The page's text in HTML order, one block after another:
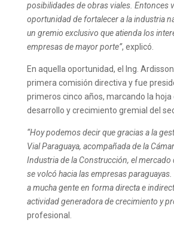
posibilidades de obras viales. Entonces
oportunidad de fortalecer a la industria
un gremio exclusivo que atienda los
empresas de mayor porte”, explicó.
En aquella oportunidad, el Ing.
primera comisión directiva y fue
primeros cinco años, marcando la hoja
desarrollo y crecimiento gremial del
“Hoy podemos decir que gracias a la
Vial Paraguaya, acompañada de la
Industria de la Construcción, el
se volcó hacia las empresas
a mucha gente en forma directa e
actividad generadora de crecimiento y
profesional.